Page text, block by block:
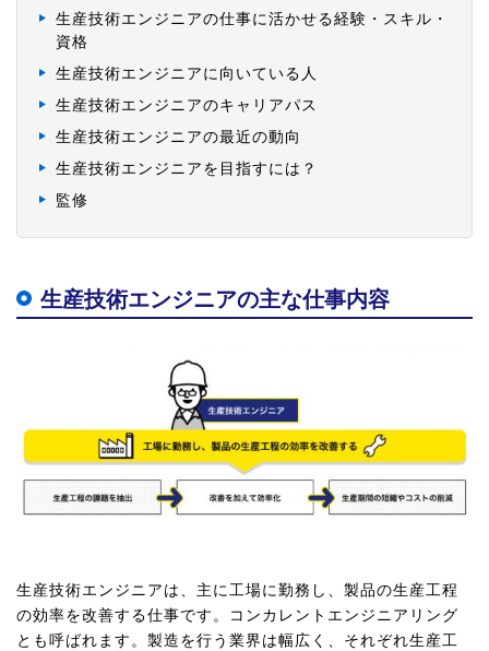
生産技術エンジニアの仕事に活かせる経験・スキル・
資格
生産技術エンジニアに向いている人
生産技術エンジニアのキャリアパス
生産技術エンジニアの最近の動向
生産技術エンジニアを目指すには？
監修
生産技術エンジニアの主な仕事内容
生産技術エンジニアは、主に工場に勤務し、製品の生産工程
の効率を改善する仕事です。コンカレントエンジニアリング
とも呼ばれます。製造を行う業界は幅広く、それぞれ生産工